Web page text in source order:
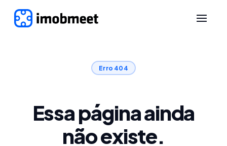
Erro 404
Essa página ainda
não existe.